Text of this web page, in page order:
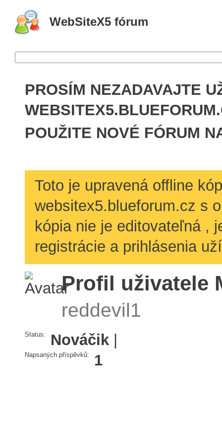
WebSiteX5 fórum
PROSÍM NEZADAVAJTE
POUŽITE NOVÉ FÓRUM
Toto je upravená offline
websitex5.blueforum.cz s
kópia nie je editovateľná ,
registrácie a prihlásenia
Profil uživatele
reddevil1
Status: Nováčik
Napsaných příspěvků: 1